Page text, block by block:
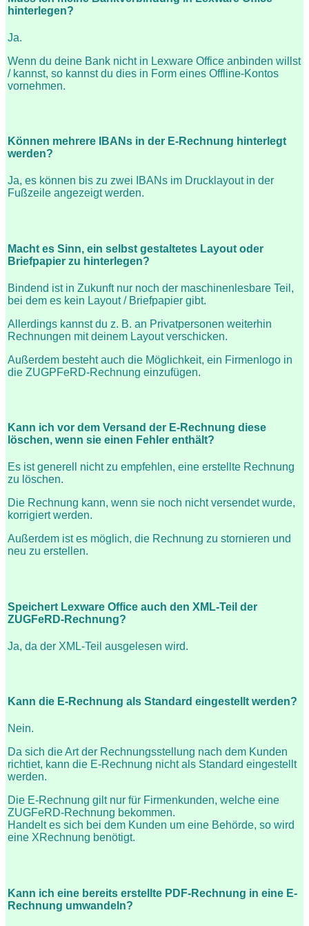
hinterlegen?
Ja.
Wenn du deine Bank nicht in Lexware Office anbinden willst
/ kannst, so kannst du dies in Form eines Offline-Kontos
vornehmen.
Können mehrere IBANs in der E-Rechnung hinterlegt
werden?
Ja, es können bis zu zwei IBANs im Drucklayout in der
Fußzeile angezeigt werden.
Macht es Sinn, ein selbst gestaltetes Layout oder
Briefpapier zu hinterlegen?
Bindend ist in Zukunft nur noch der maschinenlesbare Teil,
bei dem es kein Layout / Briefpapier gibt.
Allerdings kannst du z. B. an Privatpersonen weiterhin
Rechnungen mit deinem Layout verschicken.
Außerdem besteht auch die Möglichkeit, ein Firmenlogo in
die ZUGPFeRD-Rechnung einzufügen.
Kann ich vor dem Versand der E-Rechnung diese
löschen, wenn sie einen Fehler enthält?
Es ist generell nicht zu empfehlen, eine erstellte Rechnung
zu löschen.
Die Rechnung kann, wenn sie noch nicht versendet wurde,
korrigiert werden.
Außerdem ist es möglich, die Rechnung zu stornieren und
neu zu erstellen.
Speichert Lexware Office auch den XML-Teil der
ZUGFeRD-Rechnung?
Ja, da der XML-Teil ausgelesen wird.
Kann die E-Rechnung als Standard eingestellt werden?
Nein.
Da sich die Art der Rechnungsstellung nach dem Kunden
richtiet, kann die E-Rechnung nicht als Standard eingestellt
werden.
Die E-Rechnung gilt nur für Firmenkunden, welche eine
ZUGFeRD-Rechnung bekommen.
Handelt es sich bei dem Kunden um eine Behörde, so wird
eine XRechnung benötigt.
Kann ich eine bereits erstellte PDF-Rechnung in eine E-
Rechnung umwandeln?